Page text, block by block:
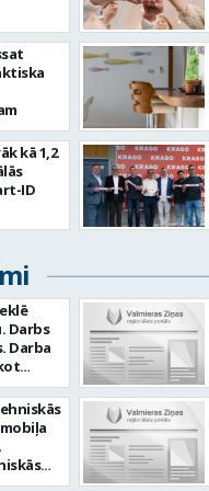
kā 1,2
ID
Darbs
-
-